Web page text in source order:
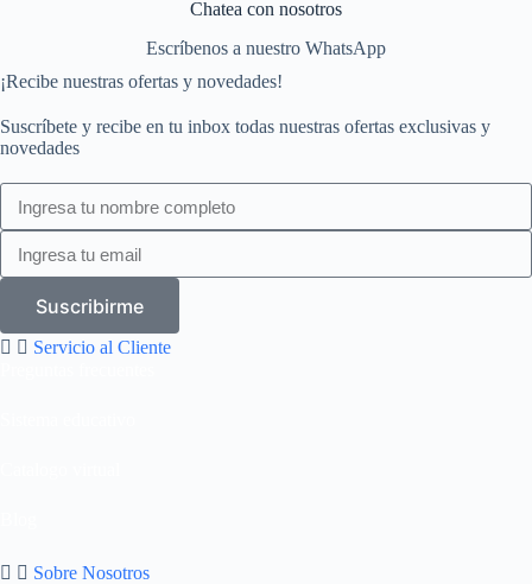
Chatea con nosotros
Escríbenos a nuestro WhatsApp
¡Recibe nuestras ofertas y novedades!
Suscríbete y recibe en tu inbox todas nuestras ofertas exclusivas y
novedades
Suscribirme
Servicio al Cliente
Sobre Nosotros